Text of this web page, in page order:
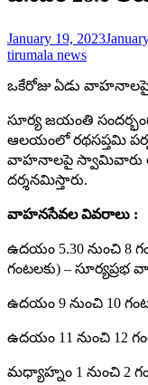
January 19, 2023
tirumala news
ఒకేరోజు ఏడు
సూర్య జయంతి
ఆల‌యంలో రథసప్తమి
వాహనాలపై స్వామివారు
దర్శనమిస్తారు.
వాహనసేవల వివరాలు :
ఉదయం 5.30 నుంచి 8
గంట‌ల‌కు) –
ఉదయం 9 నుంచి 10
ఉదయం 11 నుంచి
మధ్యాహ్నం 1 నుంచి 2